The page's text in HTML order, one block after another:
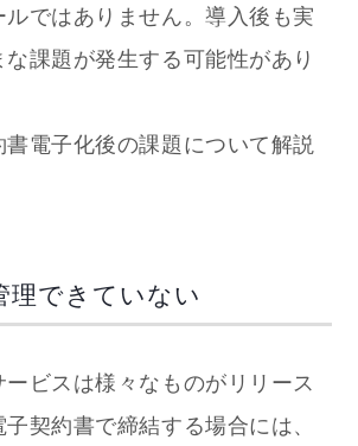
ルではありません。導入後も実
課題が発生する可能性があり
書電子化後の課題について解説
理できていない
ビスは様々なものがリリース
契約書で締結する場合には、